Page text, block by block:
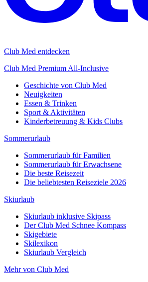
Club Med entdecken
Club Med Premium All-Inclusive
Geschichte von Club Med
Neuigkeiten
Essen & Trinken
Sport & Aktivitäten
Kinderbetreuung & Kids Clubs
Sommerurlaub
Sommerurlaub für Familien
Sommerurlaub für Erwachsene
Die beste Reisezeit
Die beliebtesten Reiseziele 2026
Skiurlaub
Skiurlaub inklusive Skipass
Der Club Med Schnee Kompass
Skigebiete
Skilexikon
Skiurlaub Vergleich
Mehr von Club Med